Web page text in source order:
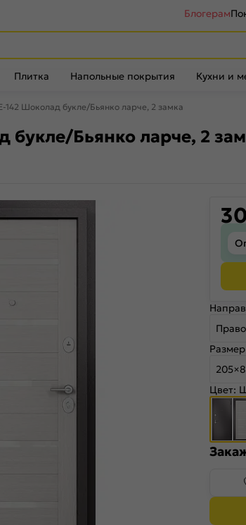
Блогерам
Плитка Напольные покрытия Кухни и
Шоколад букле/Бьянко ларче, 2 замка
Бьянко ларче, 2
Цвет: